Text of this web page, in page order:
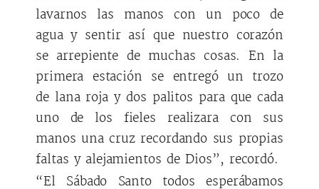
lavarnos las manos con un poco de
agua y sentir así que nuestro corazón
se arrepiente de muchas cosas. En la
primera estación se entregó un trozo
de lana roja y dos palitos para que cada
uno de los fieles realizara con sus
manos una cruz recordando sus propias
faltas y alejamientos de Dios”, recordó.
“El Sábado Santo todos esperábamos